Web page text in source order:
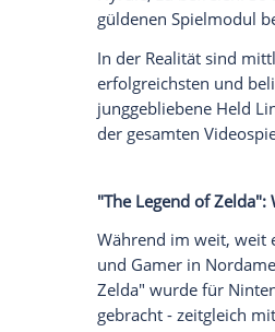
21.02.2026 -
Vor 40 Jahren
Ganon zu
geliebter
Vor "langer,
"es war nicht
Bösewicht
Hyrule, zu
güldenen